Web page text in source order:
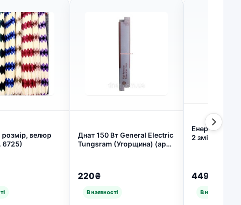
велюр
6725)
Днат 150 Вт General Electric
Tungsram (Угорщина) (арт.
220₴
2 змінними
449₴